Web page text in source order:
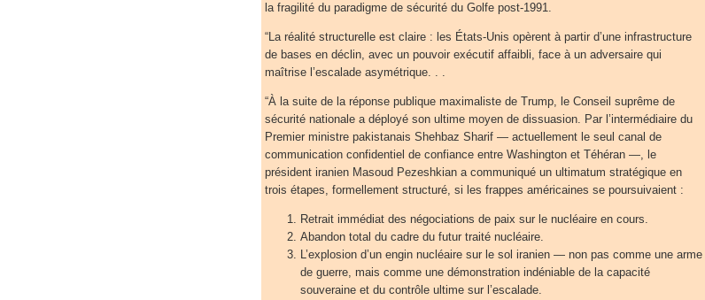
la fragilité du paradigme de sécurité du Golfe post-1991.
“La réalité structurelle est claire : les États-Unis opèrent à partir d’une infrastructure
de bases en déclin, avec un pouvoir exécutif affaibli, face à un adversaire qui
maîtrise l’escalade asymétrique. . .
“À la suite de la réponse publique maximaliste de Trump, le Conseil suprême de
sécurité nationale a déployé son ultime moyen de dissuasion. Par l’intermédiaire du
Premier ministre pakistanais Shehbaz Sharif — actuellement le seul canal de
communication confidentiel de confiance entre Washington et Téhéran —, le
président iranien Masoud Pezeshkian a communiqué un ultimatum stratégique en
trois étapes, formellement structuré, si les frappes américaines se poursuivaient :
Retrait immédiat des négociations de paix sur le nucléaire en cours.
Abandon total du cadre du futur traité nucléaire.
L’explosion d’un engin nucléaire sur le sol iranien — non pas comme une arme
de guerre, mais comme une démonstration indéniable de la capacité
souveraine et du contrôle ultime sur l’escalade.